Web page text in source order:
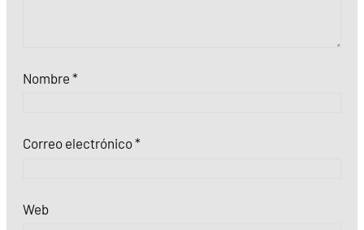
Nombre *
Correo electrónico*
Web